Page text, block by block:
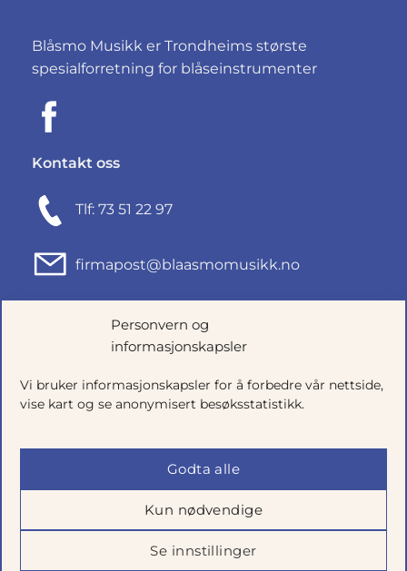
Personvern og
informasjonskapsler
Vi bruker informasjonskapsler for å forbedre vår nettside,
vise kart og se anonymisert besøksstatistikk.
Godta alle
Kun nødvendige
Se innstillinger
Blåsmo Musikk er Trondheims største
spesialforretning for blåseinstrumenter
Kontakt oss
Tlf: 73 51 22 97
firmapost@blaasmomusikk.no
Fjordgata 46, 7010 TRONDHEIM